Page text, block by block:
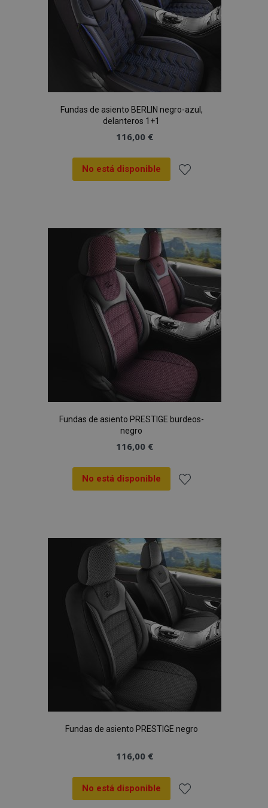
Fundas de asiento BERLIN negro-azul,
delanteros 1+1
116,00 €
No está disponible
Lista
de
Deseos
Fundas de asiento PRESTIGE burdeos-
negro
116,00 €
No está disponible
Lista
de
Deseos
Fundas de asiento PRESTIGE negro
116,00 €
No está disponible